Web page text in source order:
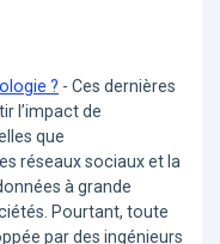
? - Ces dernières
l’impact de
que
réseaux sociaux et la
à grande
Pourtant, toute
par des ingénieurs